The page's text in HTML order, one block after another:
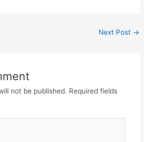
Next Post →
not be published. Required fields